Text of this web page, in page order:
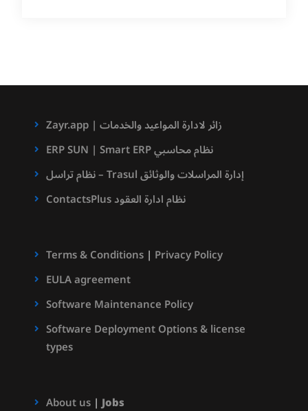
Zayr.app | زائر لادارة المواعيد والخدمات
ERP SUN | Smart ERP نظام محاسبي
نظام تراسل – Trasul إدارة المراسلات والوثائق
ContactsPlus نظام ادارة العقود
Terms & Conditions| Privacy Policy
EULA agreement
Software Maintenance Policy
Software Deployment Options & license
types
About us|Jobs